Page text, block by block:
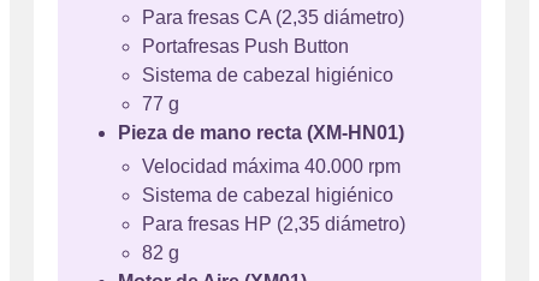
Para fresas CA (2,35 diámetro)
Portafresas Push Button
Sistema de cabezal higiénico
77 g
Pieza de mano recta (XM-HN01)
Velocidad máxima 40.000 rpm
Sistema de cabezal higiénico
Para fresas HP (2,35 diámetro)
82 g